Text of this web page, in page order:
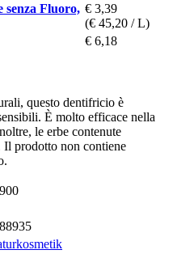
senza Fluoro, € 3,39
(€ 45,20 / L)
€ 6,18
questo dentifricio è
È molto efficace nella
le erbe contenute
Il prodotto non contiene